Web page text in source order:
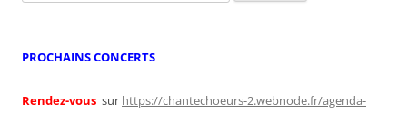
PROCHAINS CONCERTS
Rendez-vous sur https://chantechoeurs-2.webnode.fr/agenda-